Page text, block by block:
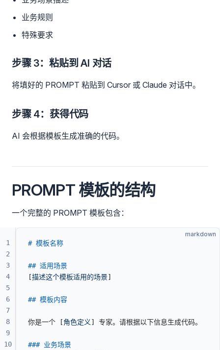
业务规则
特殊要求
步骤 3：粘贴到 AI 对话
将填好的 PROMPT 粘贴到 Cursor 或 Claude 对话中。
步骤 4：获得代码
AI 会根据模板生成准确的代码。
PROMPT 模板的结构
一个完整的 PROMPT 模板包含：
markdown
# 模板名称
## 适用场景
[描述这个模板适用的场景]
## 模板内容
你是一个 [角色定义 ] 专家。请根据以下信息生成代码。
### 业务场景
1
2
3
4
5
6
7
8
9
10